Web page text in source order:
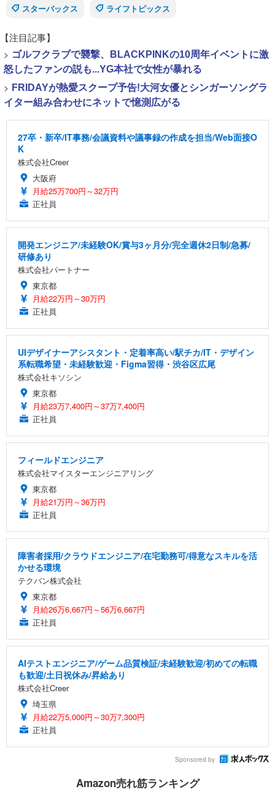
スターバックス
ライフトピックス
【注目記事】
> ゴルフクラブで襲撃、BLACKPINKの10周年イベントに激
怒したファンの説も...YG本社で女性が暴れる
> FRIDAYが熱愛スクープ予告!大河女優とシンガーソングラ
イター組み合わせにネットで憶測広がる
27卒・新卒/IT事務/会議資料や議事録の作成を担当/Web面接O
K
株式会社Creer
大阪府
月給25万700円～32万円
正社員
開発エンジニア/未経験OK/賞与3ヶ月分/完全週休2日制/急募/
研修あり
株式会社パートナー
東京都
月給22万円～30万円
正社員
UIデザイナーアシスタント・定着率高い/駅チカ/IT・デザイン
系転職希望・未経験歓迎・Figma習得・渋谷区広尾
株式会社キソシン
東京都
月給23万7,400円～37万7,400円
正社員
フィールドエンジニア
株式会社マイスターエンジニアリング
東京都
月給21万円～36万円
正社員
障害者採用/クラウドエンジニア/在宅勤務可/得意なスキルを活
かせる環境
テクバン株式会社
東京都
月給26万6,667円～56万6,667円
正社員
AIテストエンジニア/ゲーム品質検証/未経験歓迎/初めての転職
も歓迎/土日祝休み/昇給あり
株式会社Creer
埼玉県
月給22万5,000円～30万7,300円
正社員
Sponsored by
Amazon売れ筋ランキング